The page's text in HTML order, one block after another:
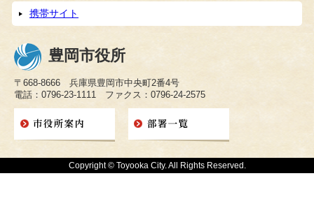
携帯サイト
豊岡市役所
〒668-8666 兵庫県豊岡市中央町2番4号
電話：0796-23-1111 ファクス：0796-24-2575
Copyright © Toyooka City. All Rights Reserved.